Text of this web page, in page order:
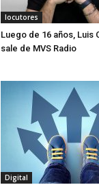
locutores
Luego de 16 años, Luis
sale de MVS Radio
Digital